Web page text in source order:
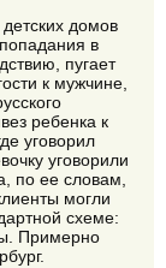
домов
в
пугает
к мужчине,
ребенка к
уговорил
уговорили
по ее словам,
могли
схеме:
Примерно